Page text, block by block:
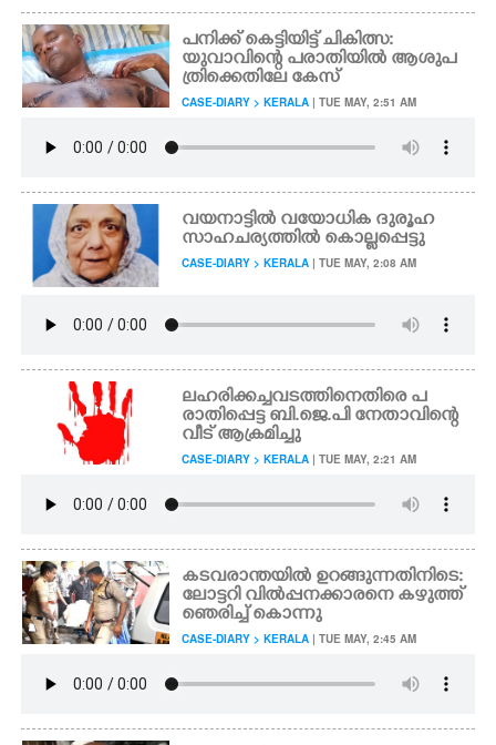
പനിക്ക് കെട്ടിയിട്ട് ചികിത്സ:
യുവാവിന്റെ പരാതിയിൽ ആശുപ
ത്രിക്കെതിലേ കേസ്
CASE-DIARY > KERALA | TUE MAY, 2:51 AM
വയനാട്ടിൽ വയോധിക ദുരൂഹ
സാഹചര്യത്തിൽ കൊല്ലപ്പെട്ടു
CASE-DIARY > KERALA | TUE MAY, 2:08 AM
ലഹരിക്കച്ചവടത്തിനെതിരെ പ
രാതിപ്പെട്ട ബി.ജെ.പി നേതാവിന്റെ
വീട് ആക്രമിച്ചു
CASE-DIARY > KERALA | TUE MAY, 2:21 AM
കടവരാന്തയിൽ ഉറങ്ങുന്നതിനിടെ:
ലോട്ടറി വിൽപ്പനക്കാരനെ കഴുത്ത്
ഞെരിച്ച് കൊന്നു
CASE-DIARY > KERALA | TUE MAY, 2:45 AM